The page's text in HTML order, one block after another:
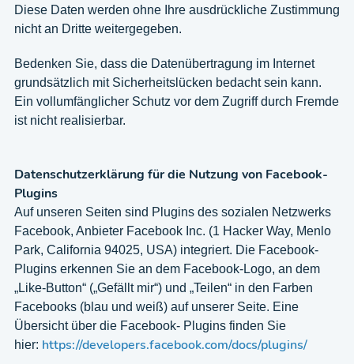
Diese Daten werden ohne Ihre ausdrückliche Zustimmung
nicht an Dritte weitergegeben.
Bedenken Sie, dass die Datenübertragung im Internet
grundsätzlich mit Sicherheitslücken bedacht sein kann.
Ein vollumfänglicher Schutz vor dem Zugriff durch Fremde
ist nicht realisierbar.
Datenschutzerklärung für die Nutzung von Facebook-
Plugins
Auf unseren Seiten sind Plugins des sozialen Netzwerks
Facebook, Anbieter Facebook Inc. (1 Hacker Way, Menlo
Park, California 94025, USA) integriert. Die Facebook-
Plugins erkennen Sie an dem Facebook-Logo, an dem
„Like-Button“ („Gefällt mir“) und „Teilen“ in den Farben
Facebooks (blau und weiß) auf unserer Seite. Eine
Übersicht über die Facebook- Plugins finden Sie
hier: https://developers.facebook.com/docs/plugins/